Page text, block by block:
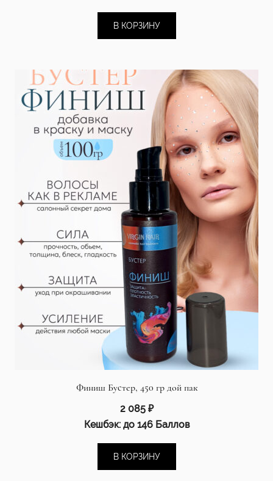
В КОРЗИНУ
Финиш Бустер, 450 гр дой пак
2 085 ₽
Кешбэк:до 146 Баллов
В КОРЗИНУ